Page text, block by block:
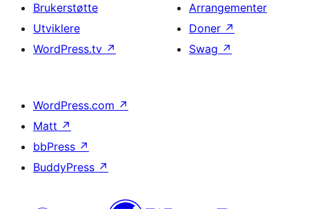
Brukerstøtte
Utviklere
WordPress.tv ↗
Arrangementer
Doner ↗
Swag ↗
WordPress.com ↗
Matt ↗
bbPress ↗
BuddyPress ↗